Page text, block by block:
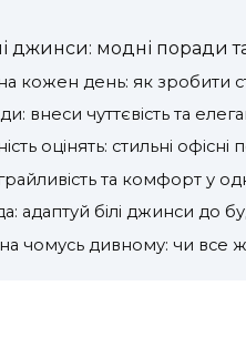
джинси: модні поради
кожен день: як зробити
внеси чуттєвість та
оцінять: стильні офісні
та комфорт у
адаптуй білі джинси до
чомусь дивному: чи все ж